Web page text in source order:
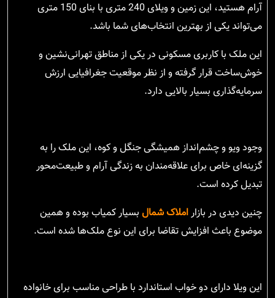
آرام هستید، این زمین و ویلای 240 متری با بنای 150 متری
می‌تواند یکی از بهترین انتخاب‌های شما باشد.
این ملک با کاربری مسکونی در یکی از مناطق تهرانی‌نشین و
خوش‌ساخت قرار گرفته و از نظر موقعیت جغرافیایی ارزش
سرمایه‌گذاری بسیار بالایی دارد.
وجود ویو و چشم‌انداز همیشگی جنگل و کوه، این ملک را به
گزینه‌ای خاص برای علاقه‌مندان به زندگی آرام و طبیعت‌محور
تبدیل کرده است.
چنین دیدی در بازاراملاک شمال بسیار کمیاب بوده و همین
موضوع باعث افزایش تقاضا برای این نوع ملک‌ها شده است.
این ویلا دارای دو خواب استاندارد با طراحی مناسب برای خانواده